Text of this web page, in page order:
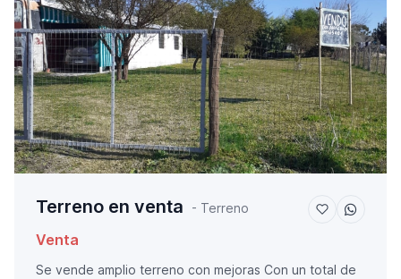
Terreno en venta - Terreno
Venta
Se vende amplio terreno con mejoras Con un total de